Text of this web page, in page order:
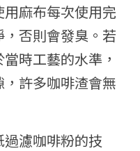
麻布每次使用完
否則會發臭。若
時工藝的水準，
許多咖啡渣會無
濾咖啡粉的技